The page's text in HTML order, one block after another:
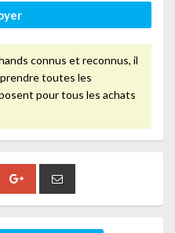
connus et reconnus, il
toutes les
pour tous les achats